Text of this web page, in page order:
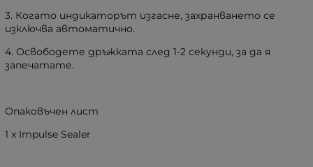
3. Когато индикаторът изгасне, захранването се
изключва автоматично.
4. Освободете дръжката след 1-2 секунди, за да я
запечатате.
Опаковъчен лист
1 x Impulse Sealer